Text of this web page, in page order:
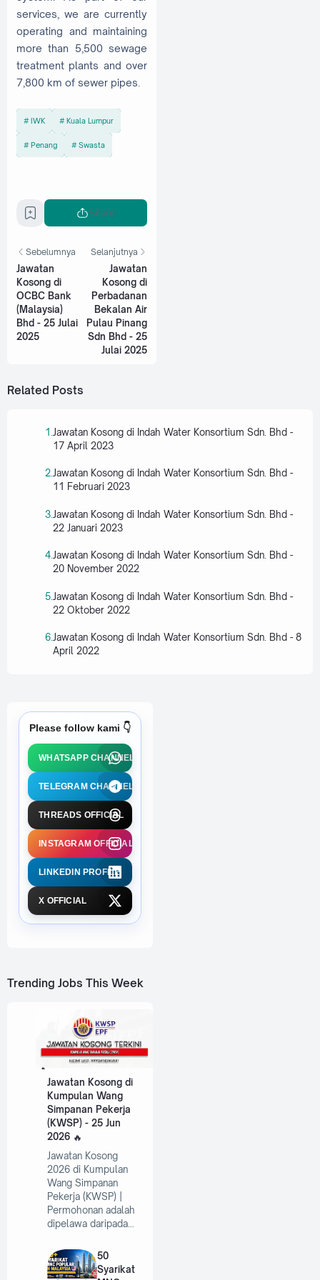
services, we are currently
operating and maintaining
more than 5,500 sewage
treatment plants and over
7,800 km of sewer pipes.
IWK Kuala Lumpur
Penang Swasta
Share
Sebelumnya
Jawatan
Kosong di
OCBC Bank
(Malaysia)
Bhd - 25 Julai
2025
Selanjutnya
Jawatan
Kosong di
Perbadanan
Bekalan Air
Pulau Pinang
Sdn Bhd - 25
Julai 2025
Related Posts
Jawatan Kosong di Indah Water Konsortium Sdn. Bhd -
17 April 2023
Jawatan Kosong di Indah Water Konsortium Sdn. Bhd -
11 Februari 2023
Jawatan Kosong di Indah Water Konsortium Sdn. Bhd -
22 Januari 2023
Jawatan Kosong di Indah Water Konsortium Sdn. Bhd -
20 November 2022
Jawatan Kosong di Indah Water Konsortium Sdn. Bhd -
22 Oktober 2022
Jawatan Kosong di Indah Water Konsortium Sdn. Bhd - 8
April 2022
Please follow kami 👇
WHATSAPP CHANNEL
TELEGRAM CHANNEL
THREADS OFFICIAL
INSTAGRAM OFFICIAL
LINKEDIN PROFILE
X OFFICIAL
Trending Jobs This Week
Jawatan Kosong di
Kumpulan Wang
Simpanan Pekerja
(KWSP) - 25 Jun
2026
Jawatan Kosong
2026 di Kumpulan
Wang Simpanan
Pekerja (KWSP) |
Permohonan adalah
dipelawa daripada…
50
Syarikat